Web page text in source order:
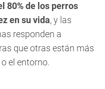
80% de los perros
en su vida, y las
responden a
que otras están más
el entorno.